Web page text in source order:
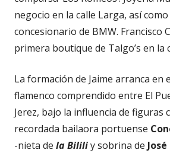
negocio en la calle Larga, así
concesionario de BMW. Francisco
primera boutique de Talgo’s en la
La formación de Jaime arranca en
flamenco comprendido entre El
Jerez, bajo la influencia de figuras
recordada bailaora portuense
-nieta de laBililiy sobrina de